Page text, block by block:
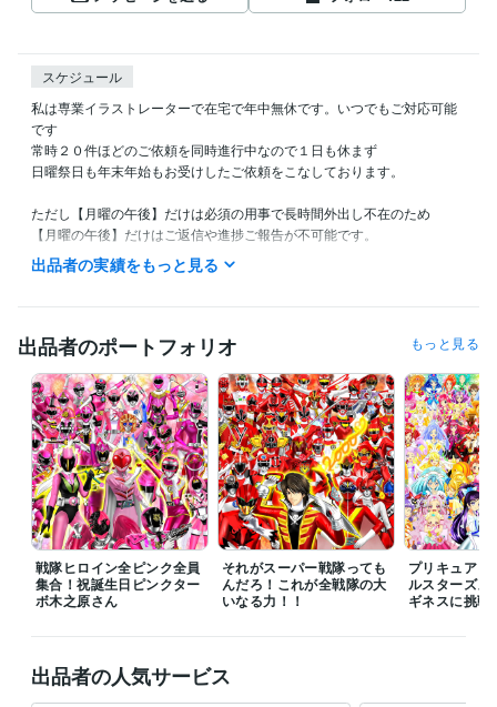
スケジュール
私は専業イラストレーターで在宅で年中無休です。いつでもご対応可能
です
常時２０件ほどのご依頼を同時進行中なので１日も休まず
日曜祭日も年末年始もお受けしたご依頼をこなしております。
ただし【月曜の午後】だけは必須の用事で長時間外出し不在のため
【月曜の午後】だけはご返信や進捗ご報告が不可能です。
また私の生活は体調によって夜型だったり昼型だったり変化し不規則で
ご理解いただけますと幸いです。
受賞歴
ネットでイラスト＆コミック公開
プログラミング言語・フレームワーク
COBOL:1年
ビジネス・クリエイティブツール
Adobe Photoshop:20年Filmora:5年Excel:10年PowerPoint:5年
Word:5年
その他ツール
イラスト作成・漫画制作 イラスト　ロゴ　デザイン　動画　小説
出品者の実績をもっと見る
出品者のポートフォリオ もっと見る
戦隊ヒロイン全ピンク全員
集合！祝誕生日ピンクター
ボ木之原さん
それがスーパー戦隊っても
んだろ！これが全戦隊の大
いなる力！！
プリキュア１
ルスターズ
ギネスに挑戦
出品者の人気サービス